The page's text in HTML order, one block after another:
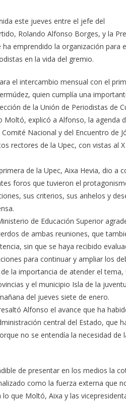
este jueves entre el jefe del
Rolando Alfonso Borges, y la
emprendido la organización para
en la vida del gremio.
el intercambio mensual con el
quien cumplía una
de la Unión de Periodistas de
Moltó, explicó a Alfonso, la
Nacional y del Encuentro de
rectores de la Upec, con vistas al
de la Upec, Aixa Hevia, dio a
foros que tuvieron el
sus criterios, sus anhelos y
de Educación Superior
de ambas reuniones, que
sin que se haya recibido
para continuar y ampliar los
la importancia de atender el
y el municipio Isla de la
del jueves siete de enero.
Alfonso el avance que ha
central del Estado, que
no se entendía la necesidad
de presentar en los medios la
como la fuerza externa que
que Moltó, Aixa y las